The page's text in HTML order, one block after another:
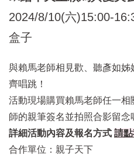
2024/8/10(六)15:00-
盒子
與賴馬老師相見歡、聽彥如
齊唱跳！
活動現場購買賴馬老師任一
師的親筆簽名並拍照合影留念
詳細活動內容及報名方式 請
合作單位：親子天下